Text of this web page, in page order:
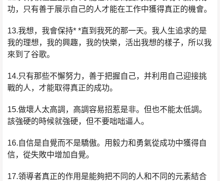
功，只有善于展示自己的人才能在工作中獲得真正的機會。
13.我想，我會保持* *直到我死的那一天。我人生追求的是
我的理想，我的興趣，我的快樂，活出我想的樣子，所以我
來到了谷歌。
14.只有那些不懈努力，善于把握自己，并利用自己迎接挑
戰的人，才能取得真正的成功。
15.做壞人太高調，高調容易招惹是非。但也不能太低調。
該強硬的時候就強硬，但不要咄咄逼人。
16.自信是自覺而不是驕傲。用毅力和勇氣從成功中獲得自
信，從失敗中增加自覺。
17.領導者真正的作用是能夠把不同的人和不同的元素結合